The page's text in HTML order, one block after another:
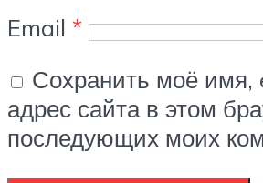
Email *
Сохранить моё имя,
адрес сайта в этом
последующих моих